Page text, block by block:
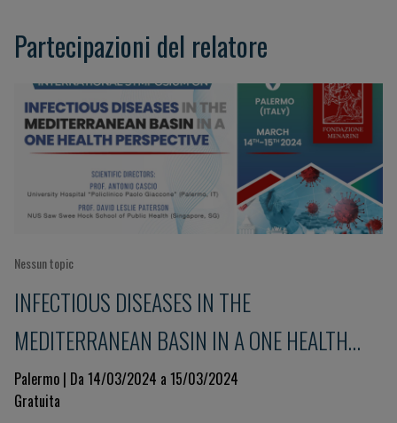
Partecipazioni del relatore
Nessun topic
INFECTIOUS DISEASES IN THE
MEDITERRANEAN BASIN IN A ONE HEALTH
PERSPECTIVE
Palermo | Da 14/03/2024 a 15/03/2024
Gratuita